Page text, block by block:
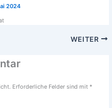
2024
WEITER
Erforderliche Felder sind mit *